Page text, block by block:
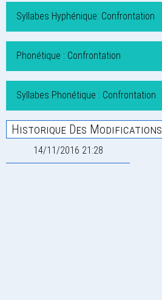
Syllabes Hyphénique: Confrontation
Phonétique : Confrontation
Syllabes Phonétique : Confrontation
Historique Des Modifications
14/11/2016 21:28